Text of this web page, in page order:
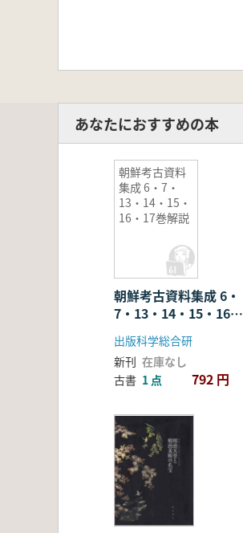
あなたにおすすめの本
朝鮮考古資料
集成 6・7・
13・14・15・
16・17巻解説
朝鮮考古資料集成 6・
7・13・14・15・16・
17巻解説
出版科学総合研
新刊 在庫なし
古書 1 点 792 円